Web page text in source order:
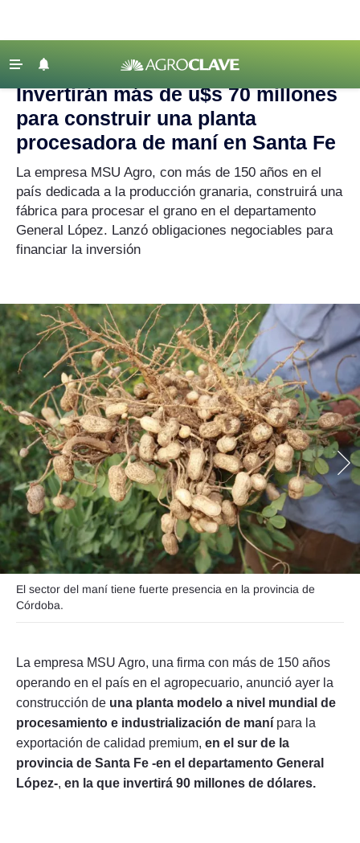
Ganadería
Tecnología
Maquinaria agrícola
Agenda
Clima
Agronegocios
Mercados
Seguinos
‹ VOLVER
Agroclave
Invertirán más de u$s 70 millones
para construir una planta
procesadora de maní en Santa Fe
La empresa MSU Agro, con más de 150 años en el
país dedicada a la producción granaria, construirá una
fábrica para procesar el grano en el departamento
General López. Lanzó obligaciones negociables para
financiar la inversión
El sector del maní tiene fuerte presencia en la provincia de
Córdoba.
La empresa MSU Agro, una firma con más de 150 años
operando en el país en el agropecuario, anunció ayer la
construcción de una planta modelo a nivel mundial de
procesamiento e industrialización de maní para la
exportación de calidad premium, en el sur de la
provincia de Santa Fe -en el departamento General
López-, en la que invertirá 90 millones de dólares.